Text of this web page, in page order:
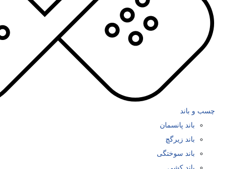
چسب و باند
باند پانسمان
باند زیرگچ
باند سوختگی